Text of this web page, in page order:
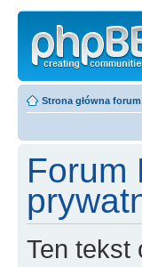
Strona główna forum
Forum
Ten tekst